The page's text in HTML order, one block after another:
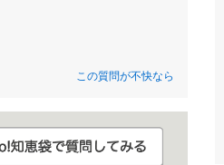
この質問が不快なら